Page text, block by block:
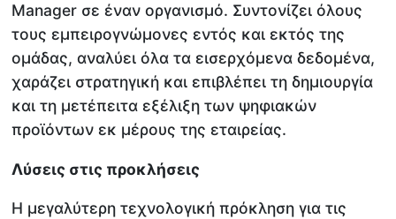
Manager σε έναν οργανισμό. Συντονίζει όλους
τους εμπειρογνώμονες εντός και εκτός της
ομάδας, αναλύει όλα τα εισερχόμενα δεδομένα,
χαράζει στρατηγική και επιβλέπει τη δημιουργία
και τη μετέπειτα εξέλιξη των ψηφιακών
προϊόντων εκ μέρους της εταιρείας.
Λύσεις στις προκλήσεις
Η μεγαλύτερη τεχνολογική πρόκληση για τις